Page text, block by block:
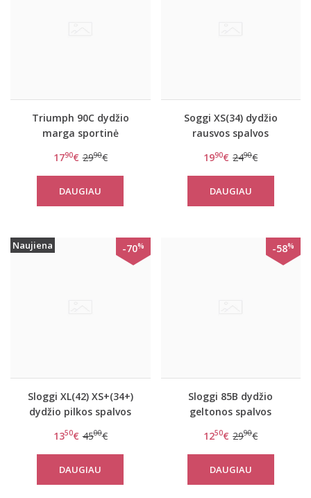
Triumph 90C dydžio
marga sportinė
užtrauktuku women
move FLY N
1790€ 2990€
DAUGIAU
Soggi XS(34) dydžio
rausvos spalvos
Feel Lace Bralette
1990€ 2490€
DAUGIAU
Naujiena -70%
Sloggi XL(42) XS+(34+)
dydžio pilkos spalvos
P
1350€ 4500€
DAUGIAU
-58%
Sloggi 85B dydžio
geltonos spalvos
WHP
1250€ 2990€
DAUGIAU